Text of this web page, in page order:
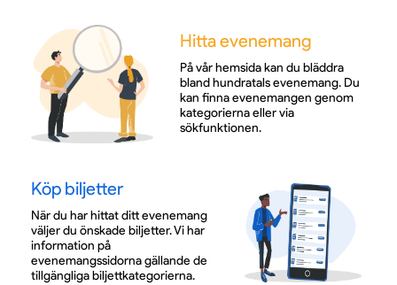
Hitta evenemang
På vår hemsida kan du bläddra
bland hundratals evenemang. Du
kan finna evenemangen genom
kategorierna eller via
sökfunktionen.
Köp biljetter
När du har hittat ditt evenemang
väljer du önskade biljetter. Vi har
information på
evenemangssidorna gällande de
tillgängliga biljettkategorierna.